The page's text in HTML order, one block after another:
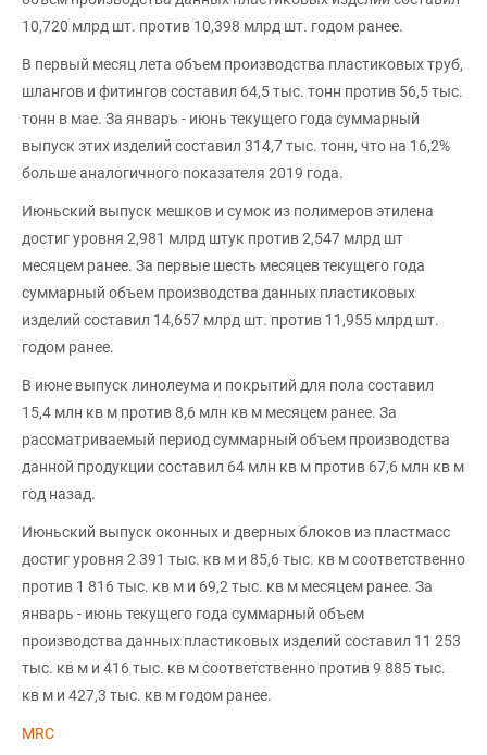
10,720 млрд шт. против 10,398 млрд шт. годом ранее.
В первый месяц лета объем производства пластиковых труб,
шлангов и фитингов составил 64,5 тыс. тонн против 56,5 тыс.
тонн в мае. За январь - июнь текущего года суммарный
выпуск этих изделий составил 314,7 тыс. тонн, что на 16,2%
больше аналогичного показателя 2019 года.
Июньский выпуск мешков и сумок из полимеров этилена
достиг уровня 2,981 млрд штук против 2,547 млрд шт
месяцем ранее. За первые шесть месяцев текущего года
суммарный объем производства данных пластиковых
изделий составил 14,657 млрд шт. против 11,955 млрд шт.
годом ранее.
В июне выпуск линолеума и покрытий для пола составил
15,4 млн кв м против 8,6 млн кв м месяцем ранее. За
рассматриваемый период суммарный объем производства
данной продукции составил 64 млн кв м против 67,6 млн кв м
год назад.
Июньский выпуск оконных и дверных блоков из пластмасс
достиг уровня 2 391 тыс. кв м и 85,6 тыс. кв м соответственно
против 1 816 тыс. кв м и 69,2 тыс. кв м месяцем ранее. За
январь - июнь текущего года суммарный объем
производства данных пластиковых изделий составил 11 253
тыс. кв м и 416 тыс. кв м соответственно против 9 885 тыс.
кв м и 427,3 тыс. кв м годом ранее.
MRC